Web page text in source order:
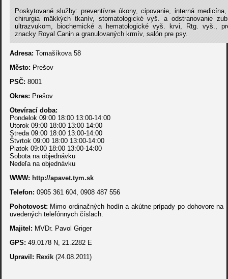
Poskytované služby: preventívne úkony, cipovanie, interná medicína,
chirurgia mäkkých tkanív, stomatologické vyš. a odstranovanie
ultrazvukom, biochemické a hematologické vyš. krvi, Rtg. vyš.,
znacky Royal Canin a granulovaných krmív, salón pre psy.
Adresa: Tomašíkova 58
Město: Prešov
PSČ: 8001
Okres: Prešov
Otevírací doba:
Pondelok 09:00 18:00 13:00-14:00
Utorok 09:00 18:00 13:00-14:00
Streda 09:00 18:00 13:00-14:00
Štvrtok 09:00 18:00 13:00-14:00
Piatok 09:00 18:00 13:00-14:00
Sobota na objednávku
Nedeľa na objednávku
WWW: http://apavet.tym.sk
Telefon: 0905 361 604, 0908 487 556
Pohotovost: Mimo ordinačných hodín a akútne prípady po dohovore na
uvedených telefónnych číslach.
Majitel: MVDr. Pavol Griger
GPS: 49.0178 N, 21.2282 E
Upravil: Rexik(24.08.2011)